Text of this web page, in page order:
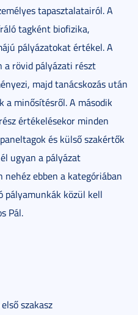
tapasztalatairól. A
tagként biofizika,
pályázatokat értékel. A
a rövid pályázati részt
majd tanácskozás után
a minősítésről. A második
értékelésekor minden
és külső szakértők
ugyan a pályázat
nehéz ebben a kategóriában
közül kell
Pál.
szakasz